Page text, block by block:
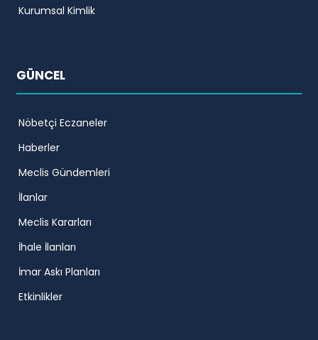
Kurumsal Kimlik
GÜNCEL
Nöbetçi Eczaneler
Haberler
Meclis Gündemleri
İlanlar
Meclis Kararları
İhale İlanları
İmar Askı Planları
Etkinlikler